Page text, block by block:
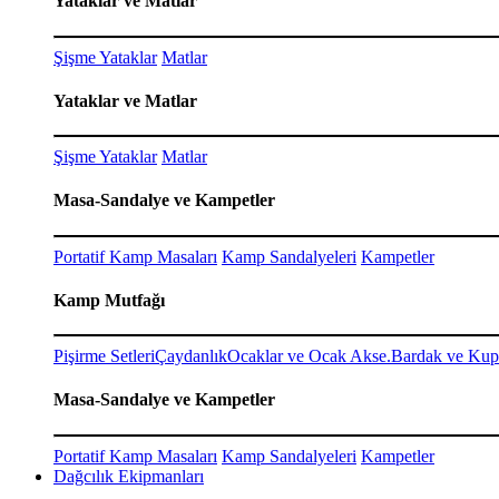
Şişme Yataklar Matlar
Yataklar ve Matlar
Şişme Yataklar Matlar
Masa-Sandalye ve Kampetler
Portatif Kamp Masaları Kamp Sandalyeleri Kampetler
Kamp Mutfağı
Pişirme SetleriÇaydanlıkOcaklar ve Ocak Akse.Bardak ve
Masa-Sandalye ve Kampetler
Portatif Kamp Masaları Kamp Sandalyeleri Kampetler
Dağcılık Ekipmanları